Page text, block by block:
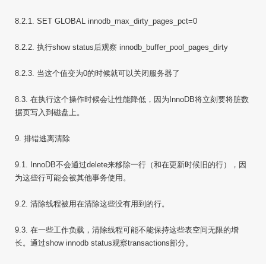
8.2.1. SET GLOBAL innodb_max_dirty_pages_pct=0
8.2.2. 执行show status后观察 innodb_buffer_pool_pages_dirty
8.2.3. 当这个值变为0的时候就可以关闭服务器了
8.3. 在执行这个操作时候会让性能降低，因为InnoDB将立刻要将脏数
据页写入到磁盘上。
9. 排错逃离清除
9.1. InnoDB不会通过delete来移除一行（和在更新时候旧的行），因
为这些行可能会被其他事务使用。
9.2. 清除线程被用在清除这些没有用到的行。
9.3. 在一些工作负载，清除线程可能不能保持这些表空间无限的增
长。通过show innodb status观察transactions部分。